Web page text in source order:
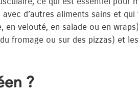
d’autres aliments sains et
en velouté, en salade ou en
fromage ou sur des pizzas) et
?